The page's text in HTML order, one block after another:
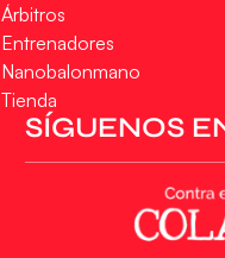
Árbitros
Entrenadores
Nanobalonmano
Tienda
SÍGUENOS